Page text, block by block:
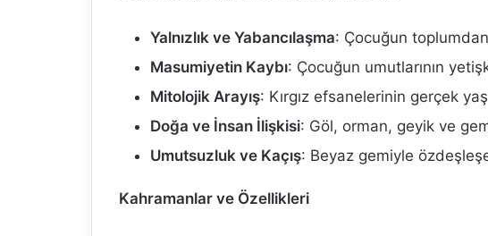
Yalnızlık ve Yabancılaşma: Çocuğun
Masumiyetin Kaybı: Çocuğun umutlarının
Mitolojik Arayış: Kırgız efsanelerinin gerçek
Doğa ve İnsan İlişkisi: Göl, orman, geyik ve
Umutsuzluk ve Kaçış: Beyaz gemiyle
Kahramanlar ve Özellikleri